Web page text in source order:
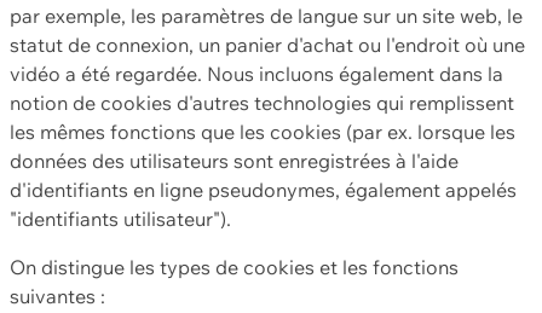
par exemple, les paramètres de langue sur un site web, le
statut de connexion, un panier d'achat ou l'endroit où une
vidéo a été regardée. Nous incluons également dans la
notion de cookies d'autres technologies qui remplissent
les mêmes fonctions que les cookies (par ex. lorsque les
données des utilisateurs sont enregistrées à l'aide
d'identifiants en ligne pseudonymes, également appelés
"identifiants utilisateur").
On distingue les types de cookies et les fonctions
suivantes :